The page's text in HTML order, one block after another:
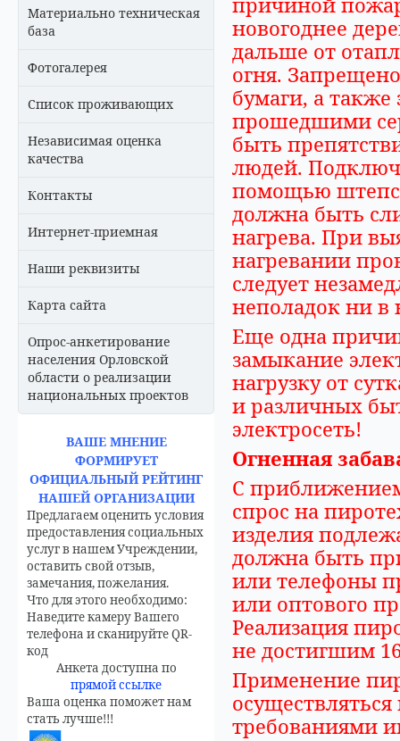
Материально техническая
база
Фотогалерея
Список проживающих
Независимая оценка
качества
Контакты
Интернет-приемная
Наши реквизиты
Карта сайта
Опрос-анкетирование
населения Орловской
области о реализации
национальных проектов
ВАШЕ МНЕНИЕ
ФОРМИРУЕТ
ОФИЦИАЛЬНЫЙ РЕЙТИНГ
НАШЕЙ ОРГАНИЗАЦИИ
Предлагаем оценить условия
предоставления социальных
услуг в нашем Учреждении,
оставить свой отзыв,
замечания, пожелания.
Что для этого необходимо:
Наведите камеру Вашего
телефона и сканируйте QR-
код
Анкета доступна по
прямой ссылке
Ваша оценка поможет нам
стать лучше!!!
новогоднее
дальше от
огня.
бумаги, а
прошедшими
быть
людей.
помощью
должна быть
нагрева. При
нагревании
следует
неполадок ни в
Еще одна
замыкание
нагрузку от
и различных
электросеть!
Огненная
С
спрос на
изделия
должна быть
или телефоны
или оптового
Реализация
не достигшим
Применение
требованиями